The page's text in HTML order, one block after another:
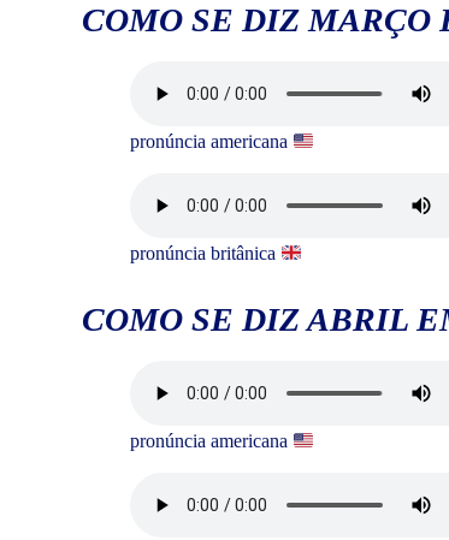
COMO SE DIZ
pronúncia americana
pronúncia britânica
COMO SE DIZ ABRIL
pronúncia americana